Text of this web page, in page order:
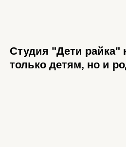
Студия "Дети райка"
только детям, но и